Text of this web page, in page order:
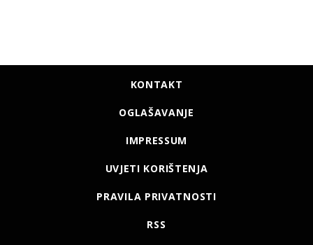
KONTAKT
OGLAŠAVANJE
IMPRESSUM
UVJETI KORIŠTENJA
PRAVILA PRIVATNOSTI
RSS